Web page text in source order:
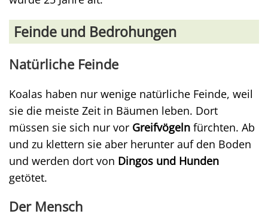
Feinde und Bedrohungen
Natürliche Feinde
Koalas haben nur wenige natürliche Feinde, weil
sie die meiste Zeit in Bäumen leben. Dort
müssen sie sich nur vor Greifvögeln fürchten. Ab
und zu klettern sie aber herunter auf den Boden
und werden dort von Dingos und Hunden
getötet.
Der Mensch